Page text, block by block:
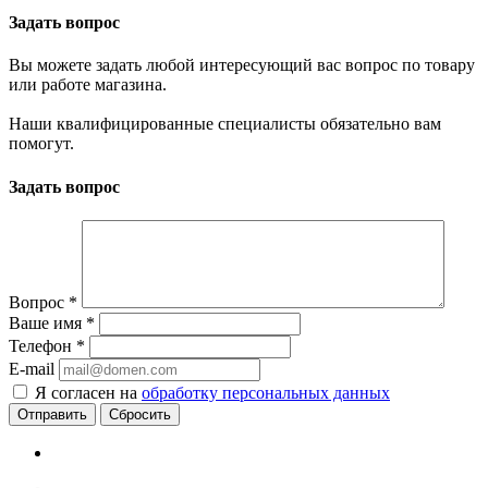
Задать вопрос
Вы можете задать любой интересующий вас вопрос по товару
или работе магазина.
Наши квалифицированные специалисты обязательно вам
помогут.
Задать вопрос
Вопрос *
Ваше имя *
Телефон *
E-mail
Я согласен на обработку персональных данных
Сбросить